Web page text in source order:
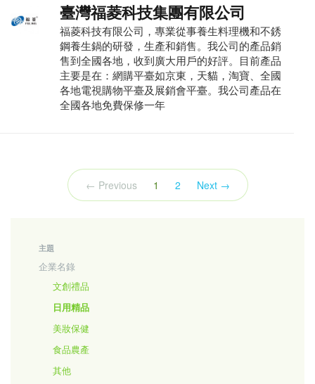
臺灣福菱科技集團有限公司
福菱科技有限公司，專業從事養生料理機和不銹
鋼養生鍋的研發，生產和銷售。我公司的產品銷
售到全國各地，收到廣大用戶的好評。目前產品
主要是在：網購平臺如京東，天貓，淘寶、全國
各地電視購物平臺及展銷會平臺。我公司產品在
全國各地免費保修一年
← Previous 1 (current)
2 Next →
主題
企業名錄
文創禮品
日用精品
美妝保健
食品農產
其他